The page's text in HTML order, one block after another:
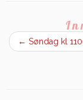
← Søndag kl